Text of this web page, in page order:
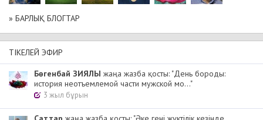
» БАРЛЫҚ БЛОГТАР
ТІКЕЛЕЙ ЭФИР
Бөгенбай ЗИЯЛЫ жаңа жазба қосты: "День бороды:
история неотъемлемой части мужской мо..."
3 жыл бұрын